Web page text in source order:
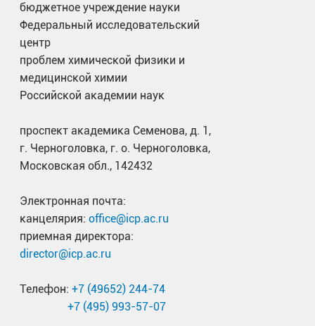
бюджетное учреждение науки
Федеральный исследовательский
центр
проблем химической физики и
медицинской химии
Российской академии наук
проспект академика Семенова, д. 1,
г. Черноголовка, г. о. Черноголовка,
Московская обл., 142432
Электронная почта:
канцелярия: office@icp.ac.ru
приемная директора:
director@icp.ac.ru
Телефон: +7 (49652) 244-74
+7 (495) 993-57-07